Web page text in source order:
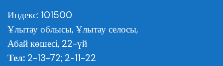
Индекс: 101500
Ұлытау облысы, Ұлытау селосы,
Абай көшесі, 22-үй
Тел: 2-13-72; 2-11-22